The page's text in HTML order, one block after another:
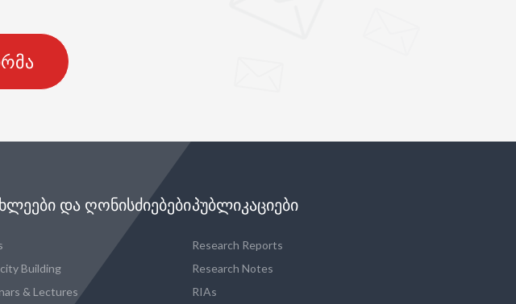
ᲓᲐ ᲦᲝᲜᲘᲡᲫᲘᲔᲑᲔᲑᲘ
Building
& Lectures
ᲞᲣᲑᲚᲘᲙᲐᲪᲘᲔᲑᲘ
Research Reports
Research Notes
RIAs